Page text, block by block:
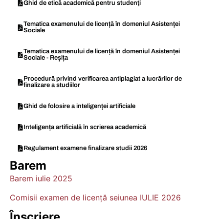
sociale recente și impactul lor asupra
societății; Mișcarea socială/Acțiunea
Iluziile pozitive
pozitive în viața de zi cu zi.
Exemple: Influența rețelelor sociale
efectele stimei de sine scăzute în
Relațiile sociale
în dezvoltarea adolescenților; Factorii
care influențează calitatea relațiilor
romantice în rândul adolescenților.
Ghid de etică academică pentru studenţi
Tematica examenului de licență în domeniul Asistenței
Sociale
Tematica examenului de licență în domeniul Asistenței
Sociale - Reșița
Procedură privind verificarea antiplagiat a lucrărilor de
finalizare a studiilor
Ghid de folosire a inteligenței artificiale
Inteligența artificială în scrierea academică
Regulament examene finalizare studii 2026
Barem
Barem iulie 2025
Comisii examen de licență seiunea IULIE 2026